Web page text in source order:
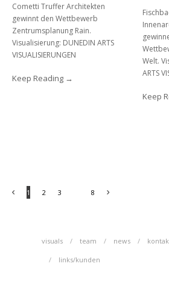
Cometti Truffer Architekten
gewinnt den Wettbewerb
Zentrumsplanung Rain.
Visualisierung: DUNEDIN ARTS
VISUALISIERUNGEN
Keep Reading
Welt.
ARTS
Keep
1 2 3 8
visuals team news
links/kunden